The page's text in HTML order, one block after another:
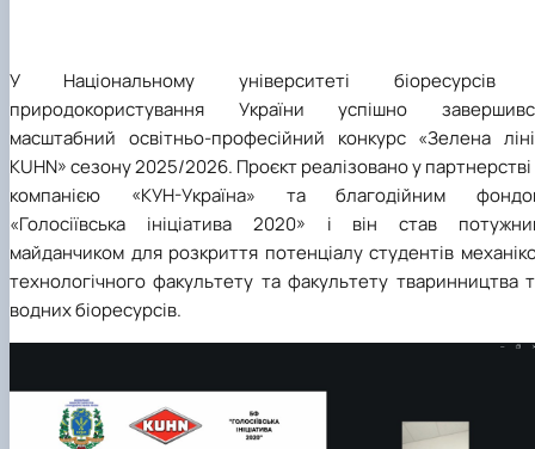
У Національному університеті біоресурсів
природокористування України успішно
масштабний освітньо-професійний конкурс «Зелена
KUHN» сезону 2025/2026. Проєкт реалізовано у партнерстві
компанією «КУН-Україна» та благодійним
«Голосіївська ініціатива 2020» і він став
майданчиком для розкриття потенціалу студентів
технологічного факультету та факультету тваринництва
водних біоресурсів.